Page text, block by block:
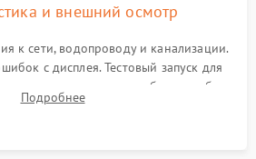
и внешний осмотр
к сети, водопроводу и канализации.
с дисплея. Тестовый запуск для
шумов, протечек или сбоев в работе
модуля управления.
Подробнее